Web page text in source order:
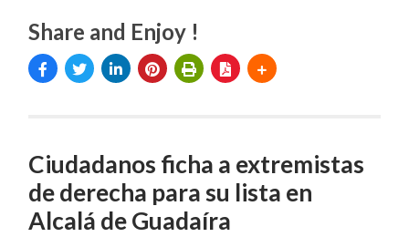
Share and Enjoy !
Ciudadanos ficha a extremistas
de derecha para su lista en
Alcalá de Guadaíra